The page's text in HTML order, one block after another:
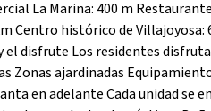
La Marina: 400 m
Centro histórico de
disfrute Los residentes
Zonas ajardinadas
en adelante Cada unidad se